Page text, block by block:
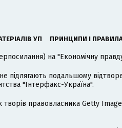
УП ПРИНЦИПИ І
на "Економічну
підлягають подальшому
"Інтерфакс-Україна".
творів правовласника Getty